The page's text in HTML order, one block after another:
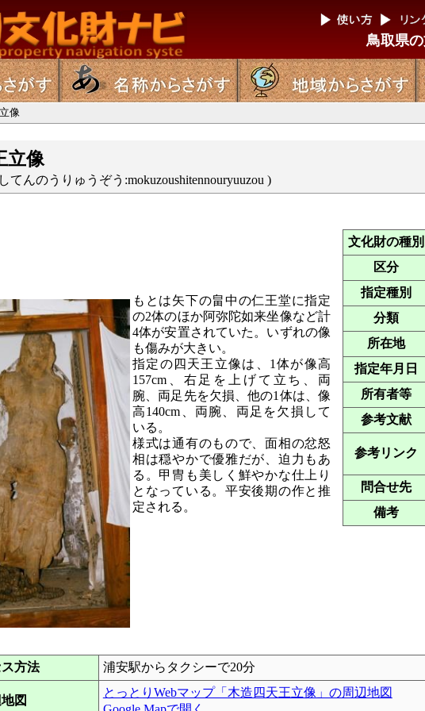
鳥取県
像
立像
んのうりゅうぞう:mokuzoushitennouryuuzou )
もとは矢下の畠中の仁王堂に指定
の2体のほか阿弥陀如来坐像など計
4体が安置されていた。いずれの像
も傷みが大きい。
指定の四天王立像は、1体が像高
157cm、右足を上げて立ち、両
腕、両足先を欠損、他の1体は、像
高140cm、両腕、両足を欠損して
いる。
様式は通有のもので、面相の忿怒
相は穏やかで優雅だが、迫力もあ
る。甲冑も美しく鮮やかな仕上り
となっている。平安後期の作と推
定される。
文化財の種別
区分
指定種別
分類
所在地
指定年月日
所有者等
参考文献
参考リンク
問合せ先
備考
方法 浦安駅からタクシーで20分
図
とっとりWebマップ「木造四天王立像」の周辺地図